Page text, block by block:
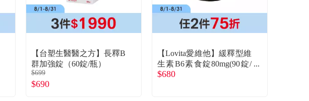
【台塑生醫醫之方】長釋B
群加強錠（60錠/瓶）
$699
$690
【Lovita愛維他】緩釋型維
生素B6素食錠80mg(90錠/
罐)
$680